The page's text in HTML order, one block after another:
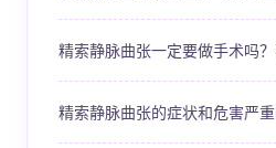
精索静脉曲张一定要做手术吗
精索静脉曲张的症状和危害严